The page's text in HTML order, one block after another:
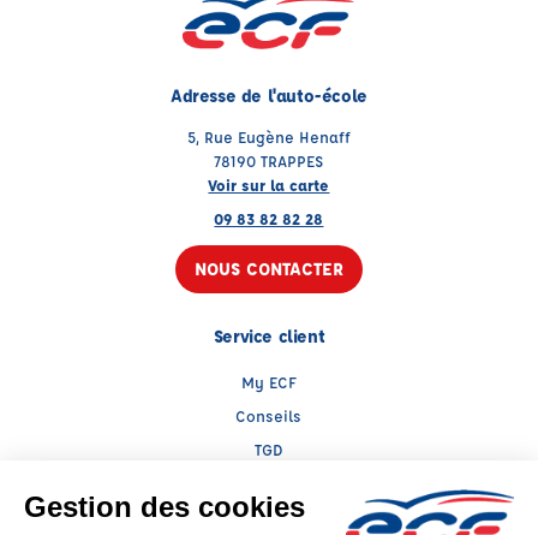
Adresse de l'auto-école
5, Rue Eugène Henaff
78190 TRAPPES
Voir sur la carte
09 83 82 82 28
NOUS CONTACTER
Service client
My ECF
Conseils
TGD
Le groupe ECF